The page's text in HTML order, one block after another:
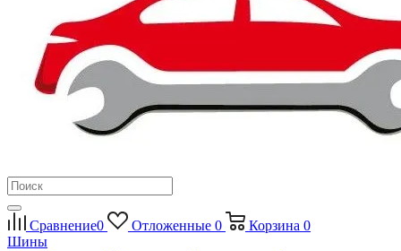
Сравнение0 Отложенные 0 Корзина 0
Шины